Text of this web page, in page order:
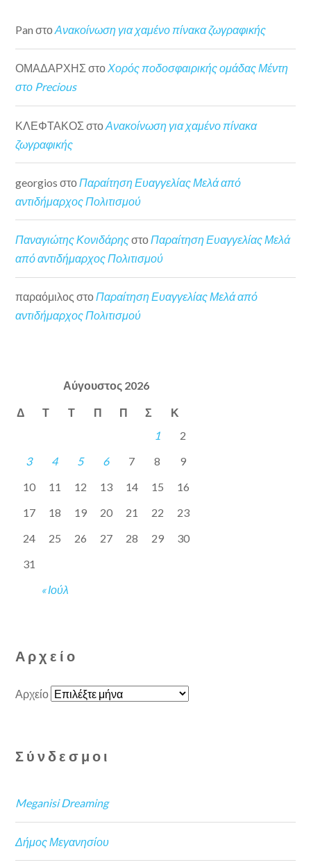
Pan στοΑνακοίνωση για χαμένο πίνακα ζωγραφικής
ΟΜΑΔΑΡΧΗΣ στοΧορός ποδοσφαιρικής ομάδας Μέντη
στο Precious
ΚΛΕΦΤΑΚΟΣ στοΑνακοίνωση για χαμένο πίνακα
ζωγραφικής
georgios στοΠαραίτηση Ευαγγελίας Μελά από
αντιδήμαρχος Πολιτισμού
Παναγιώτης ΚονιδάρηςστοΠαραίτηση Ευαγγελίας Μελά
από αντιδήμαρχος Πολιτισμού
παραόμιλος στοΠαραίτηση Ευαγγελίας Μελά από
αντιδήμαρχος Πολιτισμού
Αύγουστος 2026
Δ Τ Τ Π Π Σ Κ
« Ιούλ
1
2
3
4 5 6 7 8
9
10
11 12 13 14 15
16
17
18 19 20 21 22
23
24
25 26 27 28 29
30
31
Αρχείο
Αρχείο
Σύνδεσμοι
Meganisi Dreaming
Δήμος Μεγανησίου